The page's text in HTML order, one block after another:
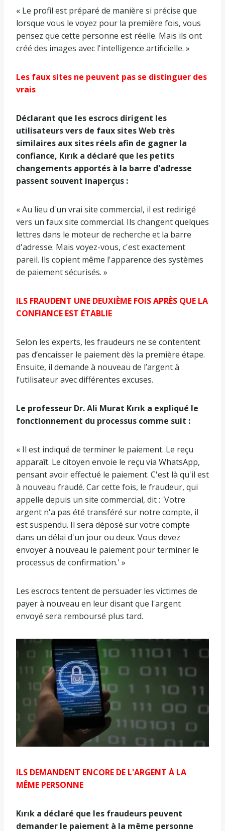
« Le profil est préparé de manière si précise que
lorsque vous le voyez pour la première fois, vous
pensez que cette personne est réelle. Mais ils ont
créé des images avec l'intelligence artificielle. »
Les faux sites ne peuvent pas se distinguer des
vrais
Déclarant que les escrocs dirigent les
utilisateurs vers de faux sites Web très
similaires aux sites réels afin de gagner la
confiance, Kırık a déclaré que les petits
changements apportés à la barre d'adresse
passent souvent inaperçus :
« Au lieu d'un vrai site commercial, il est redirigé
vers un faux site commercial. Ils changent quelques
lettres dans le moteur de recherche et la barre
d'adresse. Mais voyez-vous, c'est exactement
pareil. Ils copient même l'apparence des systèmes
de paiement sécurisés. »
ILS FRAUDENT UNE DEUXIÈME FOIS APRÈS QUE LA
CONFIANCE EST ÉTABLIE
Selon les experts, les fraudeurs ne se contentent
pas d’encaisser le paiement dès la première étape.
Ensuite, il demande à nouveau de l’argent à
l’utilisateur avec différentes excuses.
Le professeur Dr. Ali Murat Kırık a expliqué le
fonctionnement du processus comme suit :
« Il est indiqué de terminer le paiement. Le reçu
apparaît. Le citoyen envoie le reçu via WhatsApp,
pensant avoir effectué le paiement. C'est là qu'il est
à nouveau fraudé. Car cette fois, le fraudeur, qui
appelle depuis un site commercial, dit : 'Votre
argent n'a pas été transféré sur notre compte, il
est suspendu. Il sera déposé sur votre compte
dans un délai d'un jour ou deux. Vous devez
envoyer à nouveau le paiement pour terminer le
processus de confirmation.' »
Les escrocs tentent de persuader les victimes de
payer à nouveau en leur disant que l'argent
envoyé sera remboursé plus tard.
ILS DEMANDENT ENCORE DE L'ARGENT À LA
MÊME PERSONNE
Kırık a déclaré que les fraudeurs peuvent
demander le paiement à la même personne